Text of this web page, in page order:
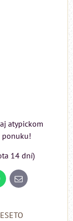
atypickom
ponuku!
14 dní)
E-
mail